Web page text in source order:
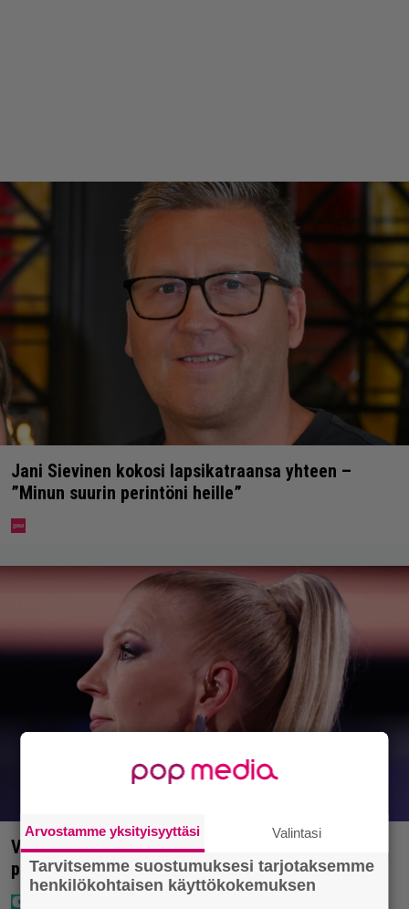
Jani Sievinen kokosi lapsikatraansa yhteen –
”Minun suurin perintöni heille”
Vappu Pimiä sai huonoa palvelua ravintolassa –
pettyi siellä kahteen asiaan
Arvostamme yksityisyyttäsi Valintasi
Tarvitsemme suostumuksesi tarjotaksemme
henkilökohtaisen käyttökokemuksen